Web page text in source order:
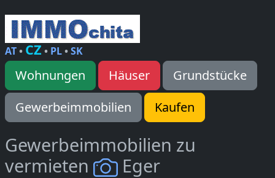
AT• CZ • PL•SK
Wohnungen Häuser
Grundstücke
Gewerbeimmobilien
Kaufen
Gewerbeimmobilien zu
vermieten
Eger